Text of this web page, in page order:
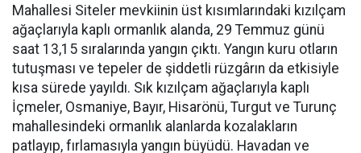
Mahallesi Siteler mevkiinin üst kısımlarındaki kızılçam
ağaçlarıyla kaplı ormanlık alanda, 29 Temmuz günü
saat 13,15 sıralarında yangın çıktı. Yangın kuru otların
tutuşması ve tepeler de şiddetli rüzgârın da etkisiyle
kısa sürede yayıldı. Sık kızılçam ağaçlarıyla kaplı
İçmeler, Osmaniye, Bayır, Hisarönü, Turgut ve Turunç
mahallesindeki ormanlık alanlarda kozalakların
patlayıp, fırlamasıyla yangın büyüdü. Havadan ve